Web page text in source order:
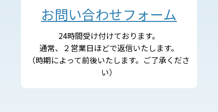
お問い合わせフォーム
24時間受け付けております。
通常、２営業日ほどで返信いたします。
（時期によって前後いたします。ご了承くださ
い）